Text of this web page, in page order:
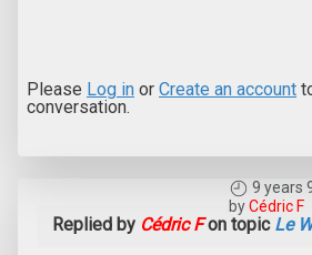
Please Log in or Create an account
conversation.
9 years
byCédric F
Replied by Cédric Fon topic Le